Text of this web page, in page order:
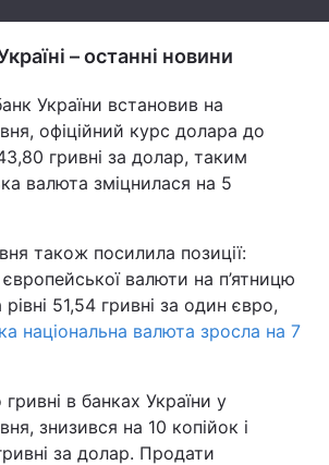
– останні новини
України встановив на
офіційний курс долара до
43,80 гривні за долар, таким
валюта зміцнилася на 5
також посилила позиції:
валюти на п’ятницю
51,54 гривні за один євро,
національна валюта зросла на 7
в банках України у
знизився на 10 копійок і
за долар. Продати